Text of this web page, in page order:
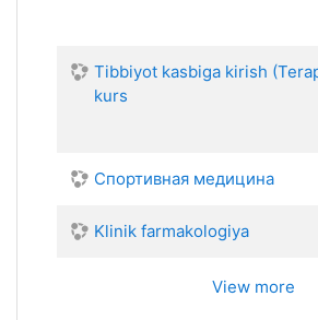
Tibbiyot kasbiga kirish
kurs
Спортивная медицина
Klinik farmakologiya
View more